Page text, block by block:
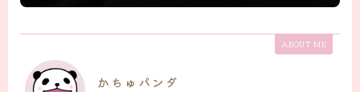
ABOUT ME
かちゅパンダ